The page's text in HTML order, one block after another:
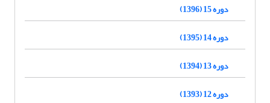
دوره 15 (1396)
دوره 14 (1395)
دوره 13 (1394)
دوره 12 (1393)